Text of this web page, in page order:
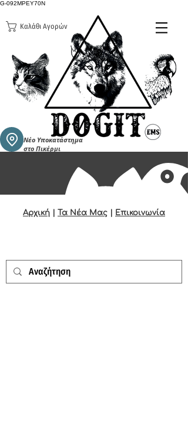
G-092MPEY70N
Καλάθι Αγορών
Αρχική Τα Νέα Μας Επικοινωνία
Νέο Υποκατάστημα
στο Πικέρμι